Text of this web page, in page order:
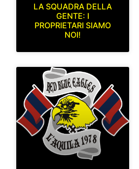
LA SQUADRA DELLA
GENTE: I
PROPRIETARI SIAMO
NOI!